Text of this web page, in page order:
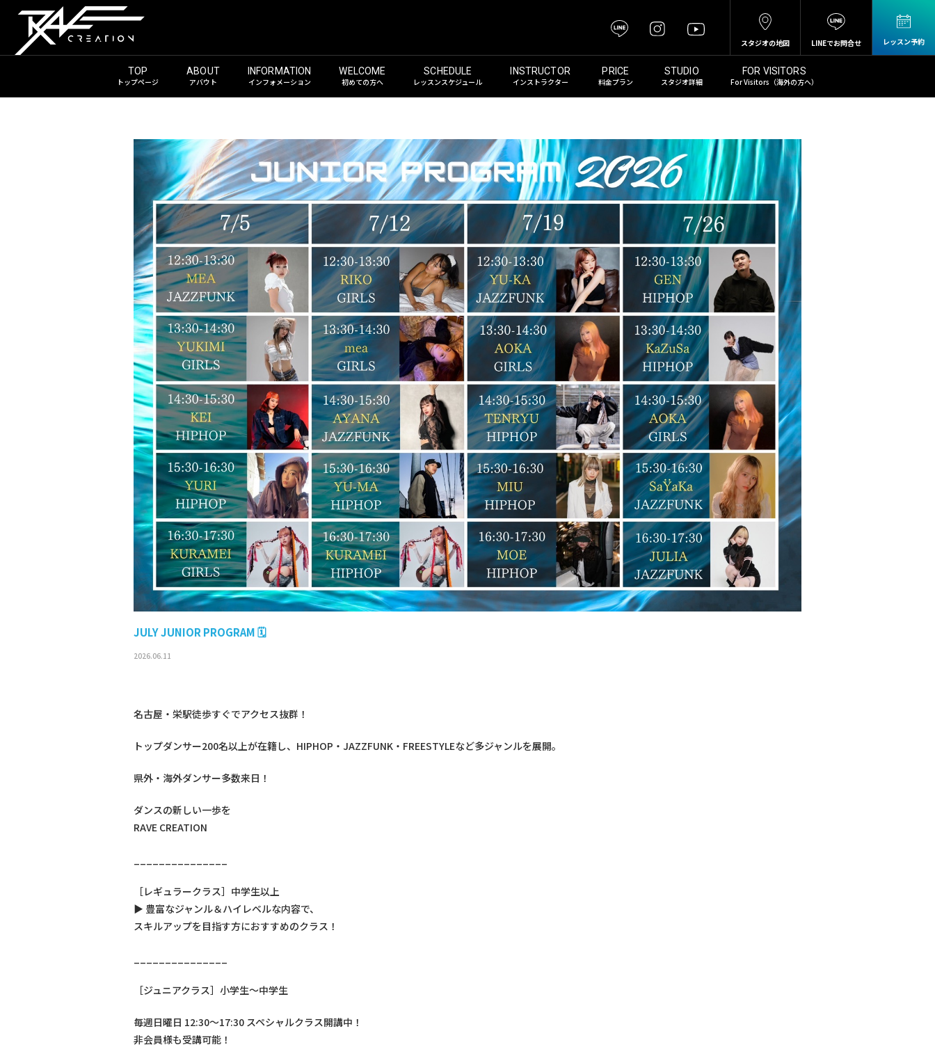
スタジオの地図 LINEでお問合せ レッスン予約
トップページ アバウト インフォメーション 初めての方へ レッスンスケジュール インストラクター 料金プラン スタジオ詳細 For Visitors（海外の方へ）
JULY JUNIOR PROGRAM 🗓
2026.06.11
名古屋・栄駅徒歩すぐでアクセス抜群！
トップダンサー200名以上が在籍し、HIPHOP・JAZZFUNK・FREESTYLEなど多ジャンルを展開。
県外・海外ダンサー多数来日！
ダンスの新しい一歩を
RAVE CREATION
［レギュラークラス］中学生以上
▶ 豊富なジャンル＆ハイレベルな内容で、
スキルアップを目指す方におすすめのクラス！
［ジュニアクラス］小学生〜中学生
毎週日曜日 12:30〜17:30 スペシャルクラス開講中！
非会員様も受講可能！